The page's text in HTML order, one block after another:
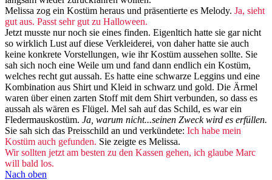
Melissa zog ein Kostüm heraus und präsentierte es Melody. Ja, sieht
gut aus. Passt sehr gut zu Halloween.
Jetzt musste nur noch sie eines finden. Eigenltich hatte sie gar nicht
so wirklich Lust auf diese Verkleiderei, von daher hatte sie auch
keine konkrete Vorstellungen, wie ihr Kostüm aussehen sollte. Sie
sah sich noch eine Weile um und fand dann endlich ein Kostüm,
welches recht gut aussah. Es hatte eine schwarze Leggins und eine
Kombination aus Shirt und Kleid in schwarz und gold. Die Ärmel
waren über einen zarten Stoff mit dem Shirt verbunden, so dass es
aussah als wären es Flügel. Mel sah auf das Schild, es war ein
Fledermauskostüm. Ja, warum nicht...seinen Zweck wird es erfüllen.
Sie sah sich das Preisschild an und verkündete: Ich habe mein
Kostüm auch gefunden. Sie zeigte es Melissa.
Wir sollten jetzt am besten zu den Kassen gehen, ich glaube Marc
will bald los.
Nach oben